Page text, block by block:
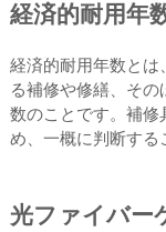
経済的耐用年
経済的耐用年数とは
る補修や修繕、そ
数のことです。補修
め、一概に判断する
光ファイバー